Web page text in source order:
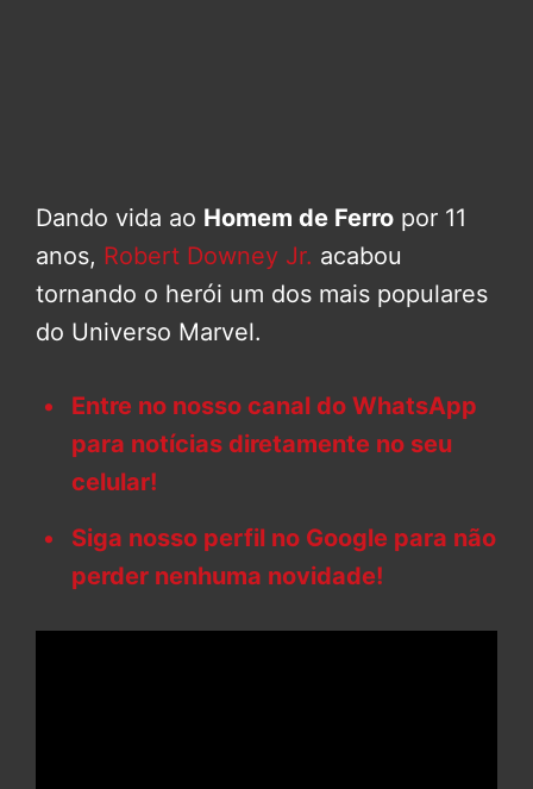
Dando vida ao Homem de Ferro por 11
anos, Robert Downey Jr. acabou
tornando o herói um dos mais populares
do Universo Marvel.
Entre no nosso canal do WhatsApp
para notícias diretamente no seu
celular!
Siga nosso perfil no Google para não
perder nenhuma novidade!